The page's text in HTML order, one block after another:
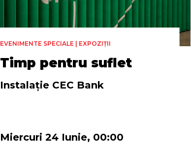
EVENIMENTE SPECIALE | EXPOZIȚII
Timp pentru suflet
Instalație CEC Bank
Miercuri 24 Iunie, 00:00